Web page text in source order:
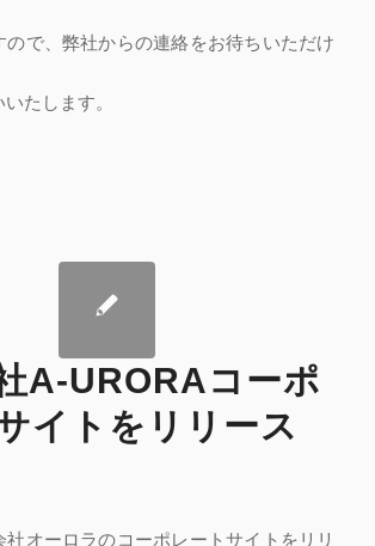
ので、弊社からの連絡をお待ちいただけ
たします。
A-URORAコーポ
イトをリリース
社オーロラのコーポレートサイトをリリ